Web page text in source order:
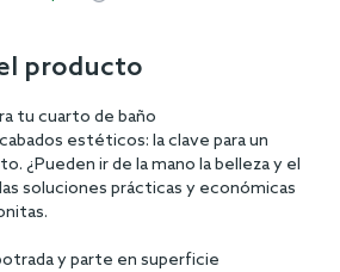
producto
tu cuarto de baño
estéticos: la clave para un
¿Pueden ir de la mano la belleza y el
soluciones prácticas y económicas
y parte en superficie